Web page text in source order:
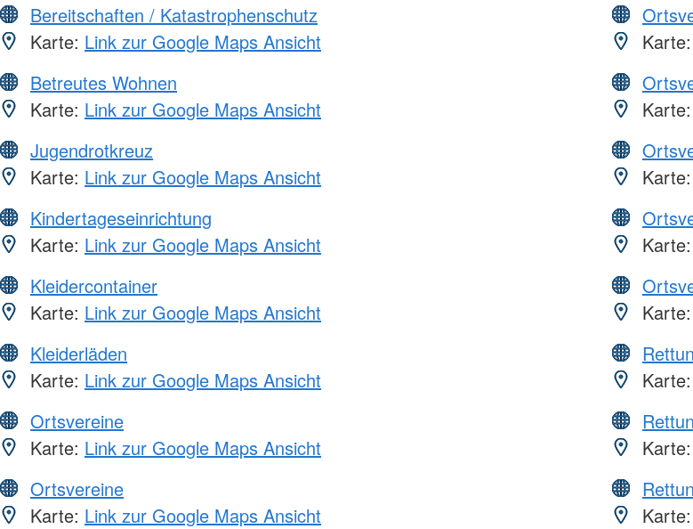
Bereitschaften / Katastrophenschutz
Karte: Link zur Google Maps Ansicht
Betreutes Wohnen
Karte: Link zur Google Maps Ansicht
Jugendrotkreuz
Karte: Link zur Google Maps Ansicht
Kindertageseinrichtung
Karte: Link zur Google Maps Ansicht
Kleidercontainer
Karte: Link zur Google Maps Ansicht
Kleiderläden
Karte: Link zur Google Maps Ansicht
Ortsvereine
Karte: Link zur Google Maps Ansicht
Ortsvereine
Karte: Link zur Google Maps Ansicht
Karte:
Karte:
Karte:
Karte:
Karte:
Karte:
Karte:
Karte: